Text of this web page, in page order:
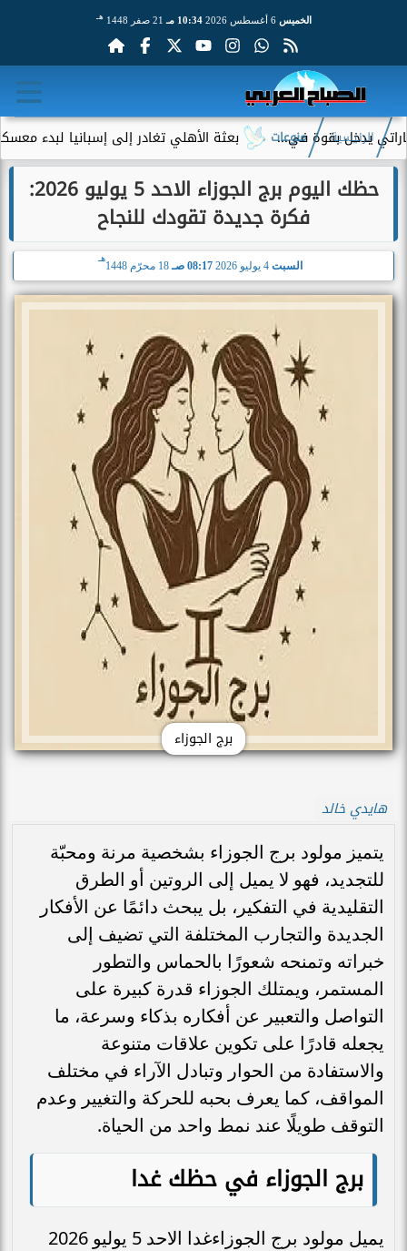
الخميس 6 أغسطس 2026 10:34 مـ 21 صفر 1448 هـ
بعثة الأهلي تغادر إلى إسبانيا لبدء معسكر بقوة في...
الرئيسية منوعات
حظك اليوم برج الجوزاء الاحد 5 يوليو 2026:
فكرة جديدة تقودك للنجاح
السبت 4 يوليو 2026 08:17 صـ 18 محرّم 1448
هـ
برج الجوزاء
هايدي خالد
يتميز مولود برج الجوزاء بشخصية مرنة ومحبّة
للتجديد، فهو لا يميل إلى الروتين أو الطرق
التقليدية في التفكير، بل يبحث دائمًا عن الأفكار
الجديدة والتجارب المختلفة التي تضيف إلى
خبراته وتمنحه شعورًا بالحماس والتطور
المستمر، ويمتلك الجوزاء قدرة كبيرة على
التواصل والتعبير عن أفكاره بذكاء وسرعة، ما
يجعله قادرًا على تكوين علاقات متنوعة
والاستفادة من الحوار وتبادل الآراء في مختلف
المواقف، كما يعرف بحبه للحركة والتغيير وعدم
التوقف طويلًا عند نمط واحد من الحياة.
برج الجوزاء في حظك غدا
يميل مولود برج الجوزاءغدا الاحد 5 يوليو 2026